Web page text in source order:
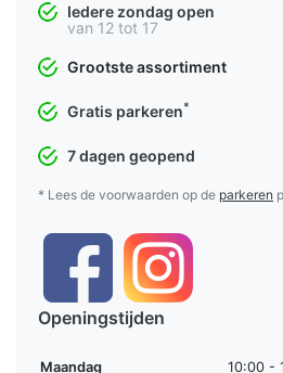
Iedere zondag open
van 12 tot 17
Grootste assortiment
Gratis parkeren*
7 dagen geopend
* Lees de voorwaarden op de parkeren
Openingstijden
Maandag 10:00 -